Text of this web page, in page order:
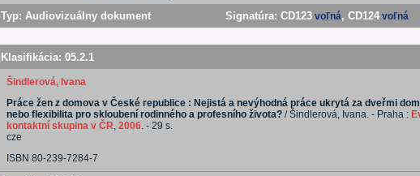
Typ: Audiovizuálny dokument Signatúra: CD123 voľná, CD124 voľná
Klasifikácia: 05.2.1
Šindlerová, Ivana
Práce žen z domova v České republice : Nejistá a nevýhodná práce ukrytá za dveřmi
nebo flexibilita pro skloubení rodinného a profesního života? / Šindlerová, Ivana. - Praha :
kontaktní skupina v ČR, 2006. - 29 s.
cze
ISBN 80-239-7284-7